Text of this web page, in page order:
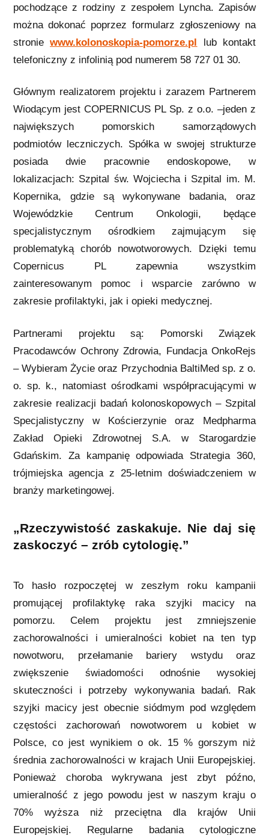
pochodzące z rodziny z zespołem Lyncha. Zapisów
można dokonać poprzez formularz zgłoszeniowy na
stroniewww.kolonoskopia-pomorze.pl lub kontakt
telefoniczny z infolinią pod numerem 58 727 01 30.
Głównym realizatorem projektu i zarazem Partnerem
Wiodącym jest COPERNICUS PL Sp. z o.o. –jeden z
największych pomorskich samorządowych
podmiotów leczniczych. Spółka w swojej strukturze
posiada dwie pracownie endoskopowe, w
lokalizacjach: Szpital św. Wojciecha i Szpital im. M.
Kopernika, gdzie są wykonywane badania, oraz
Wojewódzkie Centrum Onkologii, będące
specjalistycznym ośrodkiem zajmującym się
problematyką chorób nowotworowych. Dzięki temu
Copernicus PL zapewnia wszystkim
zainteresowanym pomoc i wsparcie zarówno w
zakresie profilaktyki, jak i opieki medycznej.
Partnerami projektu są: Pomorski Związek
Pracodawców Ochrony Zdrowia, Fundacja OnkoRejs
– Wybieram Życie oraz Przychodnia BaltiMed sp. z o.
o. sp. k., natomiast ośrodkami współpracującymi w
zakresie realizacji badań kolonoskopowych – Szpital
Specjalistyczny w Kościerzynie oraz Medpharma
Zakład Opieki Zdrowotnej S.A. w Starogardzie
Gdańskim. Za kampanię odpowiada Strategia 360,
trójmiejska agencja z 25-letnim doświadczeniem w
branży marketingowej.
„Rzeczywistość zaskakuje. Nie daj się
zaskoczyć – zrób cytologię.”
To hasło rozpoczętej w zeszłym roku kampanii
promującej profilaktykę raka szyjki macicy na
pomorzu. Celem projektu jest zmniejszenie
zachorowalności i umieralności kobiet na ten typ
nowotworu, przełamanie bariery wstydu oraz
zwiększenie świadomości odnośnie wysokiej
skuteczności i potrzeby wykonywania badań. Rak
szyjki macicy jest obecnie siódmym pod względem
częstości zachorowań nowotworem u kobiet w
Polsce, co jest wynikiem o ok. 15 % gorszym niż
średnia zachorowalności w krajach Unii Europejskiej.
Ponieważ choroba wykrywana jest zbyt późno,
umieralność z jego powodu jest w naszym kraju o
70% wyższa niż przeciętna dla krajów Unii
Europejskiej. Regularne badania cytologiczne